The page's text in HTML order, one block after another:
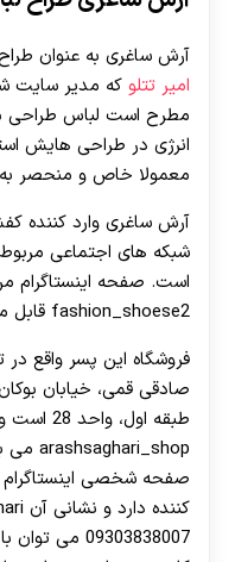
آرش ساغری به عنوان
امیر تتلو که مدیر سایت
مطرح است لباس طراحی
انرژی در طراحی هایش
معمولا خاص و منحصر
آرش ساغری وارد کننده
شبکه های اجتماعی
است. صفحه اینستاگرام
fashion_shoese2 قابل مشاهده است.
فروشگاه این پسر واقع در
صادقی قمی، خیابان
طبقه
arashsaghari_shop می باشد.
09303838007